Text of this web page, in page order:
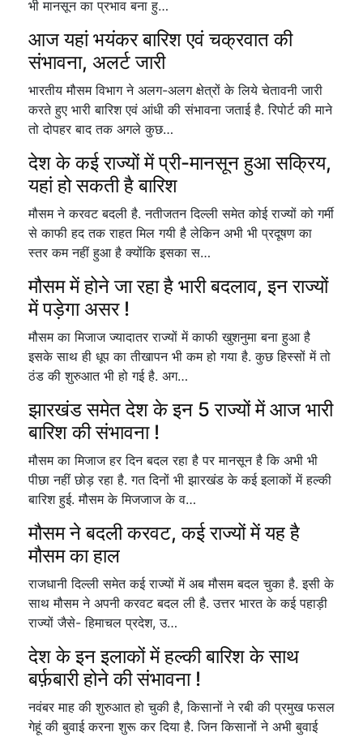
भी मानसून का प्रभाव बना हु…
आज यहां भयंकर बारिश एवं चक्रवात की
संभावना, अलर्ट जारी
भारतीय मौसम विभाग ने अलग-अलग क्षेत्रों के लिये चेतावनी जारी
करते हुए भारी बारिश एवं आंधी की संभावना जताई है. रिपोर्ट की माने
तो दोपहर बाद तक अगले कुछ…
देश के कई राज्यों में प्री-मानसून हुआ सक्रिय,
यहां हो सकती है बारिश
मौसम ने करवट बदली है. नतीजतन दिल्ली समेत कोई राज्यों को गर्मी
से काफी हद तक राहत मिल गयी है लेकिन अभी भी प्रदूषण का
स्तर कम नहीं हुआ है क्योंकि इसका स…
मौसम में होने जा रहा है भारी बदलाव, इन राज्यों
में पड़ेगा असर !
मौसम का मिजाज ज्यादातर राज्यों में काफी खुशनुमा बना हुआ है
इसके साथ ही धूप का तीखापन भी कम हो गया है. कुछ हिस्सों में तो
ठंड की शुरुआत भी हो गई है. अग…
झारखंड समेत देश के इन 5 राज्यों में आज भारी
बारिश की संभावना !
मौसम का मिजाज हर दिन बदल रहा है पर मानसून है कि अभी भी
पीछा नहीं छोड़ रहा है. गत दिनों भी झारखंड के कई इलाकों में हल्की
बारिश हुई. मौसम के मिजजाज के व…
मौसम ने बदली करवट, कई राज्यों में यह है
मौसम का हाल
राजधानी दिल्ली समेत कई राज्यों में अब मौसम बदल चुका है. इसी के
साथ मौसम ने अपनी करवट बदल ली है. उत्तर भारत के कई पहाड़ी
राज्यों जैसे- हिमाचल प्रदेश, उ…
देश के इन इलाकों में हल्की बारिश के साथ
बर्फ़बारी होने की संभावना !
नवंबर माह की शुरुआत हो चुकी है, किसानों ने रबी की प्रमुख फसल
गेहूं की बुवाई करना शुरू कर दिया है. जिन किसानों ने अभी बुवाई